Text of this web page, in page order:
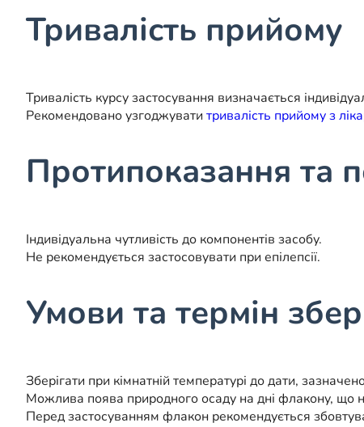
Тривалість прийому
Тривалість курсу застосування визначається
Рекомендовано узгоджувати тривалість прийому з
Протипоказання та
Індивідуальна чутливість до компонентів засобу.
Не рекомендується застосовувати при епілепсії.
Умови та термін
Зберігати при кімнатній температурі до дати,
Можлива поява природного осаду на дні флакону, що
Перед застосуванням флакон рекомендується